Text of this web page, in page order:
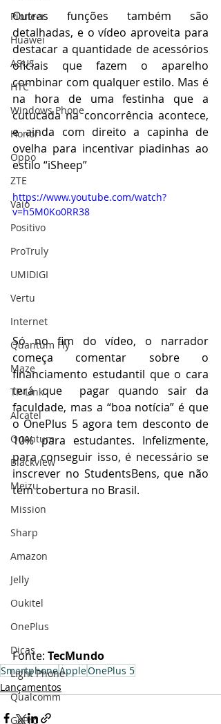
Pioneer
Huawei
ASUS
HTC
Windows Phone
Honor
Oppo
ZTE
Vaio
Positivo
ProTruly
UMIDIGI
Vertu
Internet
Quantum Fly
Maze
TP-Link
Alcatel
Quantum
Blackview
Meizu
Mission
Sharp
Amazon
Jelly
Oukitel
OnePlus
Dicas
Light Phone
Qualcomm
GoPro
Outras funções também são
detalhadas, e o vídeo aproveita para
destacar a quantidade de acessórios
oficiais que fazem o aparelho
combinar com qualquer estilo. Mas é
na hora de uma festinha que a
cutucada na concorrência acontece,
e ainda com direito a capinha de
ovelha para incentivar piadinhas ao
estilo “iSheep”
https://www.youtube.com/watch?
v=h5M0Ko0RR38
Só no fim do vídeo, o narrador
começa comentar sobre o
financiamento estudantil que o cara
terá que  pagar quando sair da
faculdade, mas a “boa notícia” é que
o OnePlus 5 agora tem desconto de
10% para estudantes. Infelizmente,
para conseguir isso, é necessário se
inscrever no StudentsBens, que não
tem cobertura no Brasil.
Fonte: TecMundo
SmartphoneAppleOnePlus 5
Lançamentos